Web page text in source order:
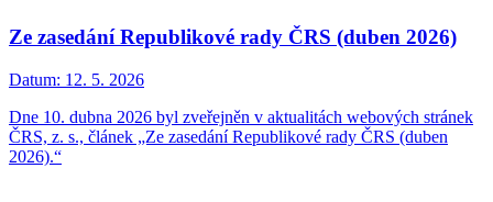
Ze zasedání Republikové rady ČRS (duben 2026)
Datum: 12. 5. 2026
Dne 10. dubna 2026 byl zveřejněn v aktualitách webových stránek
ČRS, z. s., článek „Ze zasedání Republikové rady ČRS (duben
2026).“